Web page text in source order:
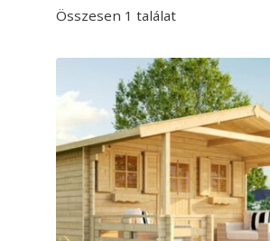
Összesen 1 találat